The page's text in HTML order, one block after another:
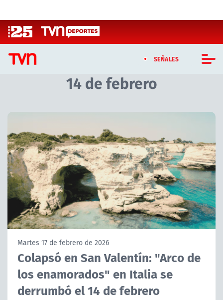
SEÑALES
CASTING MASTERCHEF CHILE
TVN VERTICAL
TVN PLAY
PROGRAMAS
TELESERIES
ACTUALIDAD Y TENDENCIAS
CORPORATIVO Y TRANSPARENCIA
14 de febrero
Martes 17 de febrero de 2026
Colapsó en San Valentín: "Arco de
los enamorados" en Italia se
derrumbó el 14 de febrero